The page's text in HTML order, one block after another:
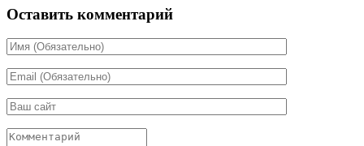
Оставить комментарий